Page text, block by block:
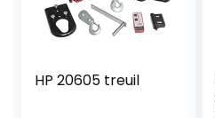
HP 20605 treuil